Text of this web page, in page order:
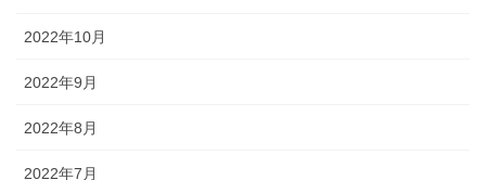
2022年10月
2022年9月
2022年8月
2022年7月